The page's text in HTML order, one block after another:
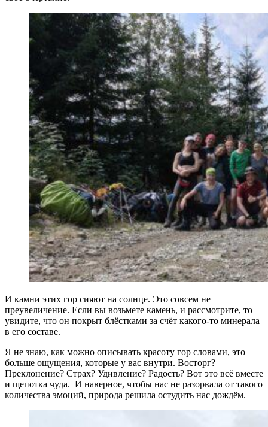
И камни этих гор сияют на солнце. Это совсем не
преувеличение. Если вы возьмете камень, и рассмотрите, то
увидите, что он покрыт блёстками за счёт какого-то минерала
в его составе.
Я не знаю, как можно описывать красоту гор словами, это
больше ощущения, которые у вас внутри. Восторг?
Преклонение? Страх? Удивление? Радость? Вот это всё вместе
и щепотка чуда. И наверное, чтобы нас не разорвала от такого
количества эмоций, природа решила остудить нас дождём.